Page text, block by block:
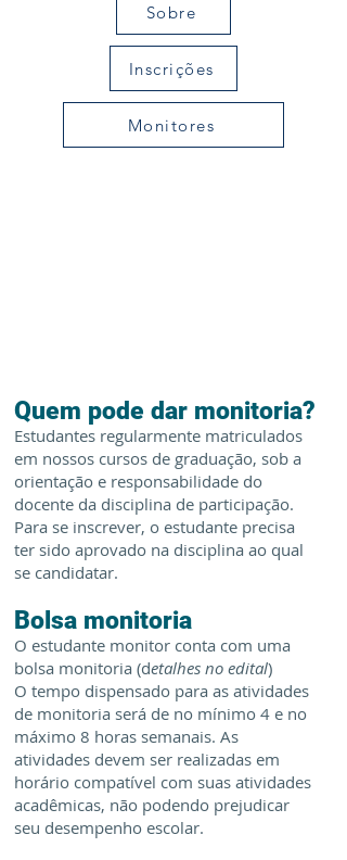
Sobre
Inscrições
Monitores
Quem pode dar monitoria?
Estudantes regularmente matriculados
em nossos cursos de graduação, sob a
orientação e responsabilidade do
docente da disciplina de participação.
Para se inscrever, o estudante precisa
ter sido aprovado na disciplina ao qual
se candidatar.
Bolsa monitoria
O estudante monitor conta com uma
bolsa monitoria (detalhes no edital)
O tempo dispensado para as atividades
de monitoria será de no mínimo 4 e no
máximo 8 horas semanais. As
atividades devem ser realizadas em
horário compatível com suas atividades
acadêmicas, não podendo prejudicar
seu desempenho escolar.